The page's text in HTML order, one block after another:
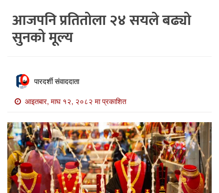
प्रमुख
खबर
समाचार
खबर
माडी
विविध
आजपनि प्रतितोला २४ सयले बढ्यो
सुनको मूल्य
पारदर्शी संवाददाता
आइतबार, माघ १२, २०८२ मा प्रकाशित